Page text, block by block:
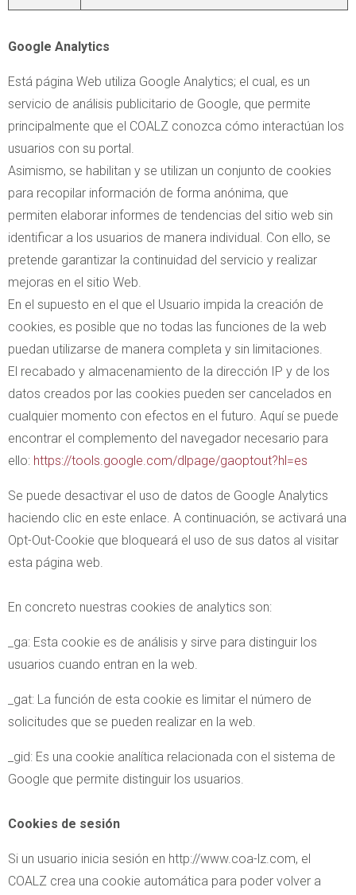
Google Analytics
Está página Web utiliza Google Analytics; el cual, es un
servicio de análisis publicitario de Google, que permite
principalmente que el COALZ conozca cómo interactúan los
usuarios con su portal.
Asimismo, se habilitan y se utilizan un conjunto de cookies
para recopilar información de forma anónima, que
permiten elaborar informes de tendencias del sitio web sin
identificar a los usuarios de manera individual. Con ello, se
pretende garantizar la continuidad del servicio y realizar
mejoras en el sitio Web.
En el supuesto en el que el Usuario impida la creación de
cookies, es posible que no todas las funciones de la web
puedan utilizarse de manera completa y sin limitaciones.
El recabado y almacenamiento de la dirección IP y de los
datos creados por las cookies pueden ser cancelados en
cualquier momento con efectos en el futuro. Aquí se puede
encontrar el complemento del navegador necesario para
ello: https://tools.google.com/dlpage/gaoptout?hl=es
Se puede desactivar el uso de datos de Google Analytics
haciendo clic en este enlace. A continuación, se activará una
Opt-Out-Cookie que bloqueará el uso de sus datos al visitar
esta página web.
En concreto nuestras cookies de analytics son:
_ga: Esta cookie es de análisis y sirve para distinguir los
usuarios cuando entran en la web.
_gat: La función de esta cookie es limitar el número de
solicitudes que se pueden realizar en la web.
_gid: Es una cookie analítica relacionada con el sistema de
Google que permite distinguir los usuarios.
Cookies de sesión
Si un usuario inicia sesión en http://www.coa-lz.com, el
COALZ crea una cookie automática para poder volver a